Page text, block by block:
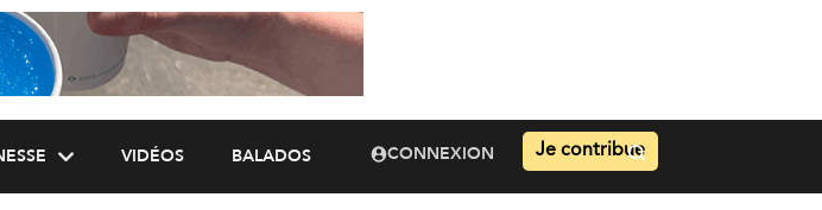
VIDÉOS BALADOS CONNEXION Je contribue